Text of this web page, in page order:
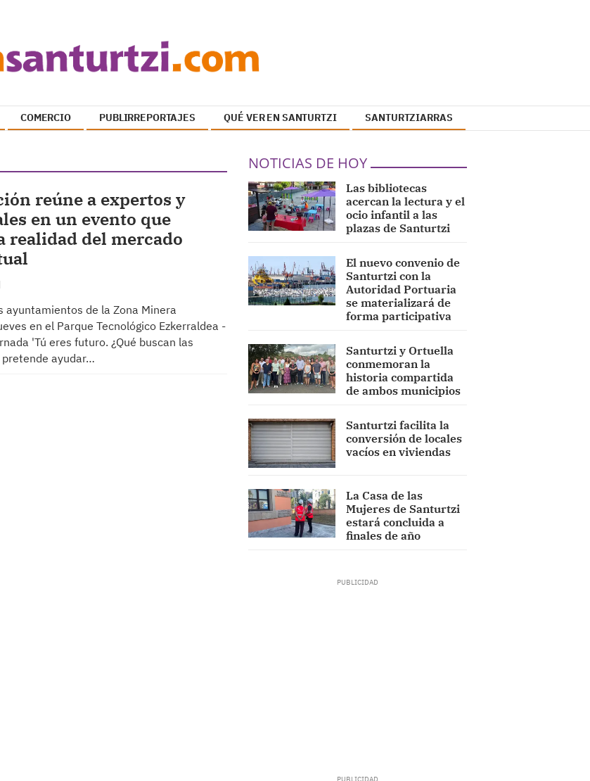
COMERCIO PUBLIRREPORTAJES QUÉ VER EN SANTURTZI SANTURTZIARRAS
reúne a expertos y
en un evento que
realidad del mercado
ayuntamientos de la Zona Minera
en el Parque Tecnológico Ezkerraldea -
'Tú eres futuro. ¿Qué buscan las
ayudar…
NOTICIAS DE HOY
Las bibliotecas
acercan la lectura y el
ocio infantil a las
plazas de Santurtzi
El nuevo convenio de
Santurtzi con la
Autoridad Portuaria
se materializará de
forma participativa
Santurtzi y Ortuella
conmemoran la
historia compartida
de ambos municipios
Santurtzi facilita la
conversión de locales
vacíos en viviendas
La Casa de las
Mujeres de Santurtzi
estará concluida a
finales de año